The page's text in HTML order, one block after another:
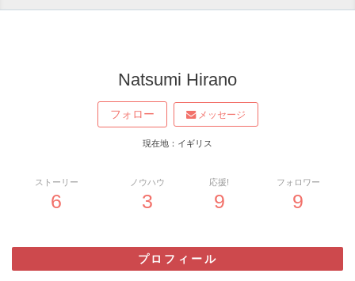
Natsumi Hirano
フォロー メッセージ
現在地：イギリス
ストーリー
6
ノウハウ
3
応援!
9
フォロワー
9
プロフィール